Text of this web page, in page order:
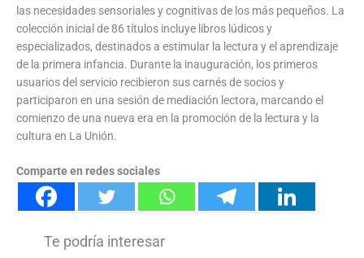
las necesidades sensoriales y cognitivas de los más pequeños. La
colección inicial de 86 títulos incluye libros lúdicos y
especializados, destinados a estimular la lectura y el aprendizaje
de la primera infancia. Durante la inauguración, los primeros
usuarios del servicio recibieron sus carnés de socios y
participaron en una sesión de mediación lectora, marcando el
comienzo de una nueva era en la promoción de la lectura y la
cultura en La Unión.
Comparte en redes sociales